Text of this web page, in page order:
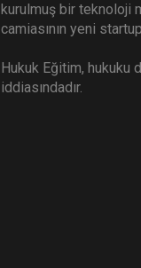
kurulmuş bir teknoloji
camiasının yeni
Hukuk Eğitim, hukuku
iddiasındadır.